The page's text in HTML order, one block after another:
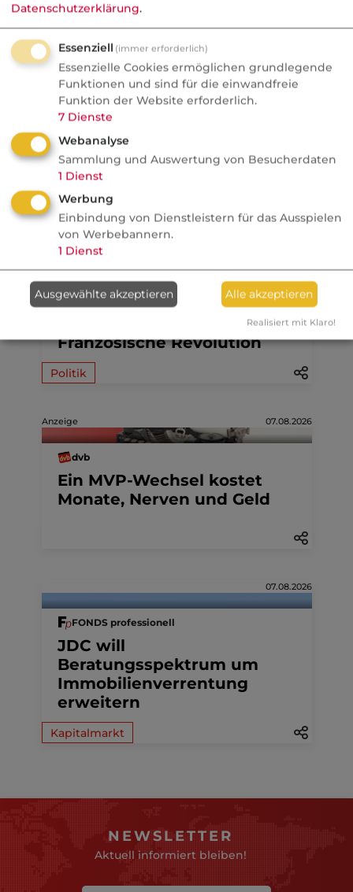
Kategorie: Gesetzliche Rentenversicherung
AktuelleNachrichten
FONDS professionell
Studie: Ungleiche
Besteuerung begünstigte
Französische Revolution
Politik
Anzeige 07.08.2026
dvb
Ein MVP-Wechsel kostet
Monate, Nerven und Geld
07.08.2026
FONDS professionell
JDC will
Beratungsspektrum um
Immobilienverrentung
erweitern
Kapitalmarkt
NEWSLETTER
Aktuell informiert bleiben!
Datenschutzerklärung.
Essenziell (immer erforderlich)
Essenzielle Cookies ermöglichen grundlegende
Funktionen und sind für die einwandfreie
Funktion der Website erforderlich.
7 Dienste
Webanalyse
Sammlung und Auswertung von Besucherdaten
1 Dienst
Werbung
Einbindung von Dienstleistern für das Ausspielen
von Werbebannern.
1 Dienst
Ausgewählte akzeptieren Alle akzeptieren
Realisiert mit Klaro!